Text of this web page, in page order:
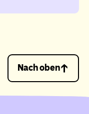
Nach oben